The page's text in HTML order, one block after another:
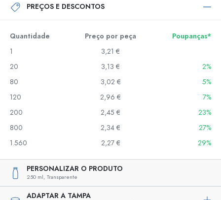
PREÇOS E DESCONTOS
Quantidade Preço por peça
Poupanças*
1
3,21 €
20
3,13 €
2%
80
3,02 €
5%
120
2,96 €
7%
200
2,45 €
23%
800
2,34 €
27%
1.560
2,27 € 29%
PERSONALIZAR O PRODUTO
250 ml, Transparente
ADAPTAR A TAMPA